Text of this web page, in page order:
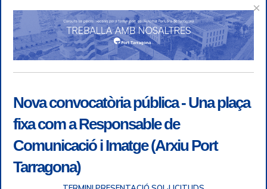
×
Nova convocatòria pública - Una plaça
fixa com a Responsable de
Comunicació i Imatge (Arxiu Port
Tarragona)